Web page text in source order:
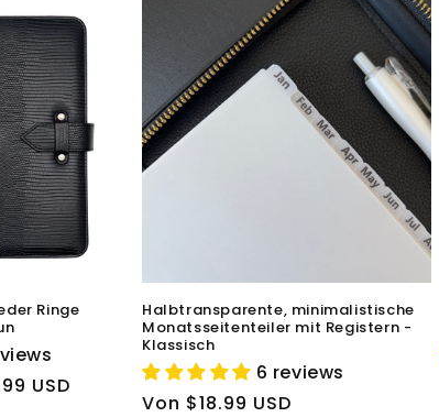
Ringe
USD
Halbtransparente, minimalistische
Monatsseitenteiler mit Registern -
Klassisch
6 reviews
Normaler
Von $18.99 USD